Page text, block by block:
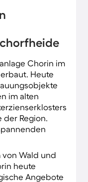
Chorin im
Heute
im alten
Region.
Wald und
heute
Angebote